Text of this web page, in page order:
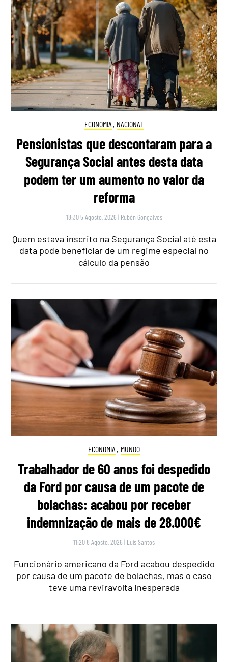
ECONOMIA , NACIONAL
Pensionistas que descontaram para a
Segurança Social antes desta data
podem ter um aumento no valor da
reforma
18:30 5 Agosto, 2026 | Rubén Gonçalves
Quem estava inscrito na Segurança Social até esta
data pode beneficiar de um regime especial no
cálculo da pensão
ECONOMIA , MUNDO
Trabalhador de 60 anos foi despedido
da Ford por causa de um pacote de
bolachas: acabou por receber
indemnização de mais de 28.000€
11:20 8 Agosto, 2026 | Luís Santos
Funcionário americano da Ford acabou despedido
por causa de um pacote de bolachas, mas o caso
teve uma reviravolta inesperada